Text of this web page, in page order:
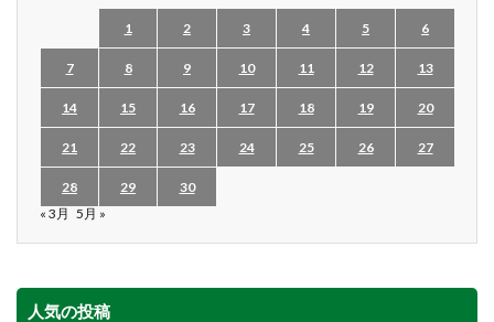
1 2 3 4 5 6
7 8 9 10 11 12 13
14 15 16 17 18 19 20
21 22 23 24 25 26 27
28 29
30
« 3月 5月 »
人気の投稿